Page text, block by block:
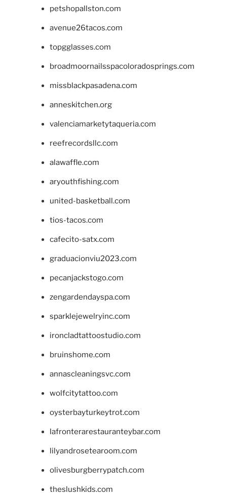
petshopallston.com
avenue26tacos.com
topgglasses.com
broadmoornailsspacoloradosprings.com
missblackpasadena.com
anneskitchen.org
valenciamarketytaqueria.com
reefrecordsllc.com
alawaffle.com
aryouthfishing.com
united-basketball.com
tios-tacos.com
cafecito-satx.com
graduacionviu2023.com
pecanjackstogo.com
zengardendayspa.com
sparklejewelryinc.com
ironcladtattoostudio.com
bruinshome.com
annascleaningsvc.com
wolfcitytattoo.com
oysterbayturkeytrot.com
lafronterarestauranteybar.com
lilyandrosetearoom.com
olivesburgberrypatch.com
theslushkids.com